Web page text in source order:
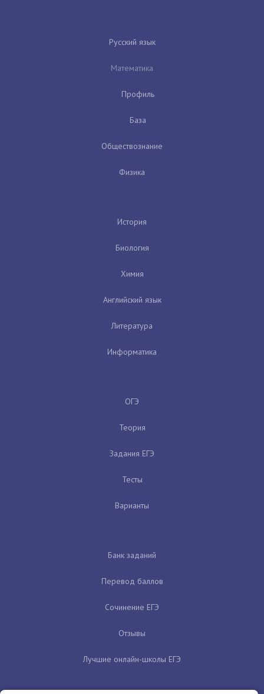
Русский язык
Математика
Профиль
База
Обществознание
Физика
История
Биология
Химия
Английский язык
Литература
Информатика
ОГЭ
Теория
Задания ЕГЭ
Тесты
Варианты
Банк заданий
Перевод баллов
Сочинение ЕГЭ
Отзывы
Лучшие онлайн-школы ЕГЭ